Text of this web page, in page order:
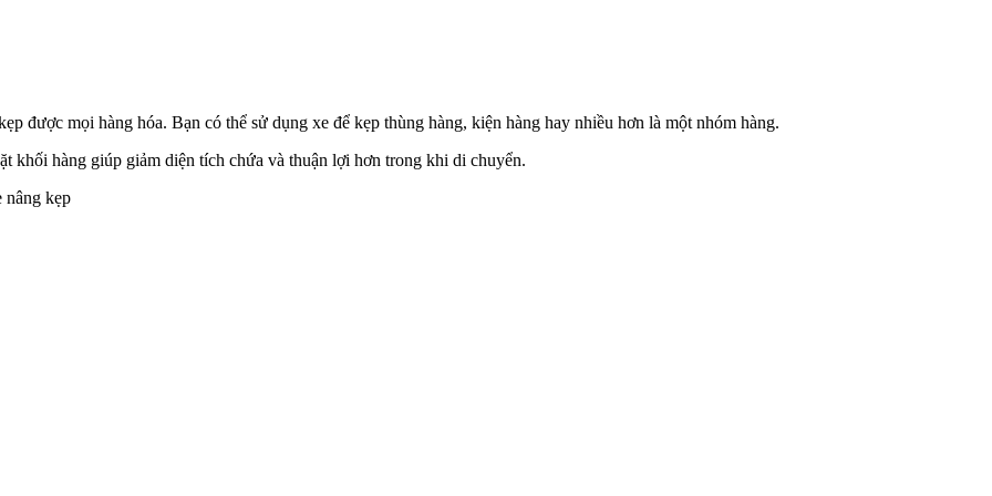
được mọi hàng hóa. Bạn có thể sử dụng xe để kẹp thùng hàng, kiện hàng hay nhiều hơn là một nhóm hàng.
khối hàng giúp giảm diện tích chứa và thuận lợi hơn trong khi di chuyển.